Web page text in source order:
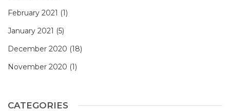
February 2021 (1)
January 2021 (5)
December 2020 (18)
November 2020 (1)
CATEGORIES